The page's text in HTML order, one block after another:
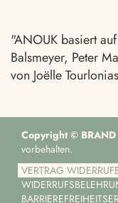
"ANOUK basiert
Balsmeyer, Peter
von Joëlle
Copyright © BRAND
vorbehalten.
VERTRAG